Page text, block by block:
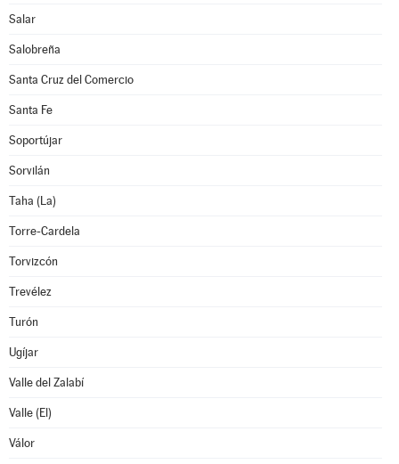
Salar
Salobreña
Santa Cruz del Comercio
Santa Fe
Soportújar
Sorvilán
Taha (La)
Torre-Cardela
Torvizcón
Trevélez
Turón
Ugíjar
Valle del Zalabí
Valle (El)
Válor